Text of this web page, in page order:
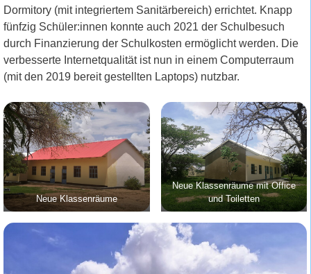
Dormitory (mit integriertem Sanitärbereich) errichtet. Knapp
fünfzig Schüler:innen konnte auch 2021 der Schulbesuch
durch Finanzierung der Schulkosten ermöglicht werden. Die
verbesserte Internetqualität ist nun in einem Computerraum
(mit den 2019 bereit gestellten Laptops) nutzbar.
Neue Klassenräume
Neue Klassenräume mit Office
und Toiletten